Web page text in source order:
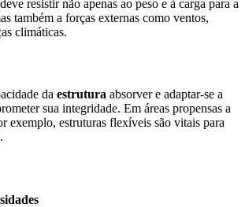
deve resistir não apenas ao peso e à carga para a
também a forças externas como ventos,
climáticas.
da estrutura absorver e adaptar-se a
sua integridade. Em áreas propensas a
exemplo, estruturas flexíveis são vitais para